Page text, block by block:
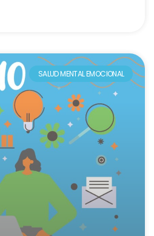
SALUD MENTAL EMOCIONAL